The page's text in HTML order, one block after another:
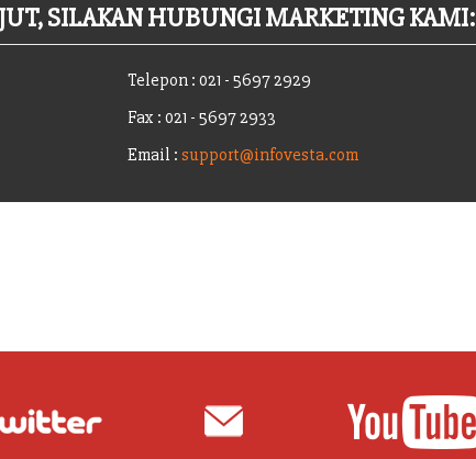
SILAKAN HUBUNGI MARKETING KAMI:
Telepon : 021 - 5697 2929
Fax : 021 - 5697 2933
Email : support@infovesta.com